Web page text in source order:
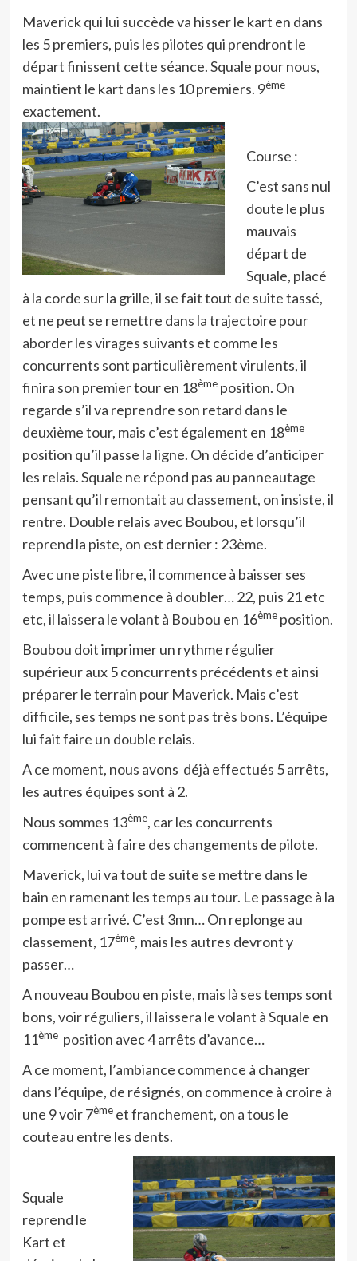
Maverick qui lui succède va hisser le kart en dans
les 5 premiers, puis les pilotes qui prendront le
départ finissent cette séance. Squale pour nous,
maintient le kart dans les 10 premiers. 9ème
exactement.
Course :
C’est sans nul
doute le plus
mauvais
départ de
Squale, placé
à la corde sur la grille, il se fait tout de suite tassé,
et ne peut se remettre dans la trajectoire pour
aborder les virages suivants et comme les
concurrents sont particulièrement virulents, il
finira son premier tour en 18èmeposition. On
regarde s’il va reprendre son retard dans le
deuxième tour, mais c’est également en 18ème
position qu’il passe la ligne. On décide d’anticiper
les relais. Squale ne répond pas au panneautage
pensant qu’il remontait au classement, on insiste, il
rentre. Double relais avec Boubou, et lorsqu’il
reprend la piste, on est dernier : 23ème.
Avec une piste libre, il commence à baisser ses
temps, puis commence à doubler… 22, puis 21 etc
etc, il laissera le volant à Boubou en 16èmeposition.
Boubou doit imprimer un rythme régulier
supérieur aux 5 concurrents précédents et ainsi
préparer le terrain pour Maverick. Mais c’est
difficile, ses temps ne sont pas très bons. L’équipe
lui fait faire un double relais.
A ce moment, nous avons déjà effectués 5 arrêts,
les autres équipes sont à 2.
Nous sommes 13ème, car les concurrents
commencent à faire des changements de pilote.
Maverick, lui va tout de suite se mettre dans le
bain en ramenant les temps au tour. Le passage à la
pompe est arrivé. C’est 3mn… On replonge au
classement, 17ème, mais les autres devront y
passer…
A nouveau Boubou en piste, mais là ses temps sont
bons, voir réguliers, il laissera le volant à Squale en
11èmeposition avec 4 arrêts d’avance…
A ce moment, l’ambiance commence à changer
dans l’équipe, de résignés, on commence à croire à
une 9 voir 7èmeet franchement, on a tous le
couteau entre les dents.
Squale
reprend le
Kart et